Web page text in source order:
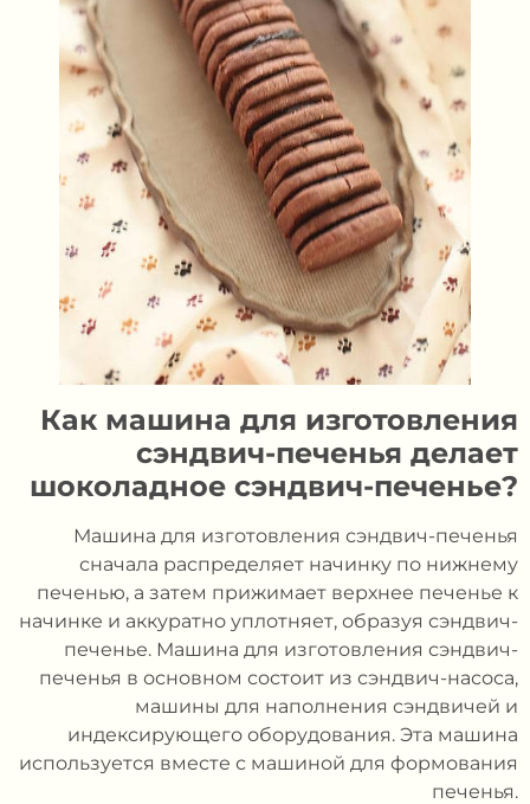
Как машина для изготовления
сэндвич-печенья делает
шоколадное сэндвич-печенье?
Машина для изготовления сэндвич-печенья
сначала распределяет начинку по нижнему
печенью, а затем прижимает верхнее печенье к
начинке и аккуратно уплотняет, образуя сэндвич-
печенье. Машина для изготовления сэндвич-
печенья в основном состоит из сэндвич-насоса,
машины для наполнения сэндвичей и
индексирующего оборудования. Эта машина
используется вместе с машиной для формования
печенья.